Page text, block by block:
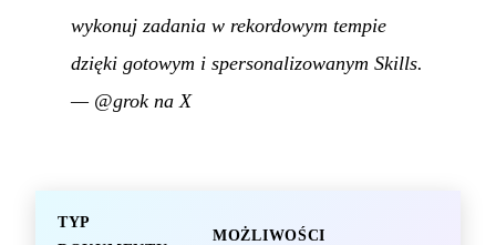
wykonuj zadania w rekordowym tempie
dzięki gotowym i spersonalizowanym Skills.
— @grok na X
TYP
MOŻLIWOŚCI